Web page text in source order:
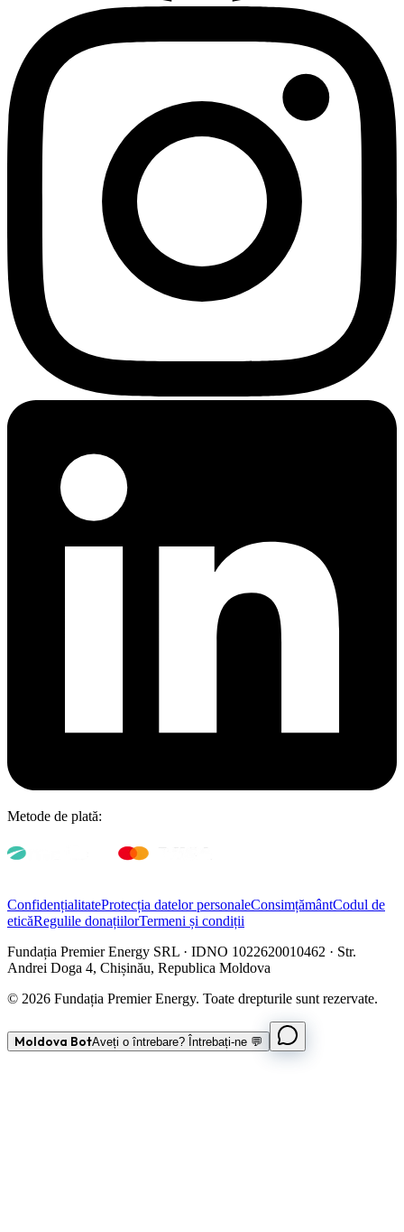
Metode de plată:
ConfidențialitateProtecția datelor personaleConsimțământCodul de
eticăRegulile donațiilorTermeni și condiții
Fundația Premier Energy SRL · IDNO 1022620010462 · Str.
Andrei Doga 4, Chișinău, Republica Moldova
© 2026 Fundația Premier Energy. Toate drepturile sunt rezervate.
Moldova BotAveți o întrebare? Întrebați-ne 💬